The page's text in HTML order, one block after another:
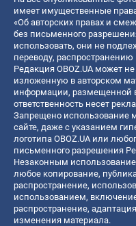
имеет имущественные
«Об авторских правах и
без письменного
использовать, они не
переводу,
Редакция OBOZ.UA может
изложенную в авторском
информации, размещенной
ответственность несет
Запрещено использование
сайте, даже с указанием
логотипа OBOZ.UA или
письменного разрешения
Незаконным
любое копирование,
распространение,
использованием,
распространение,
изменения материала.